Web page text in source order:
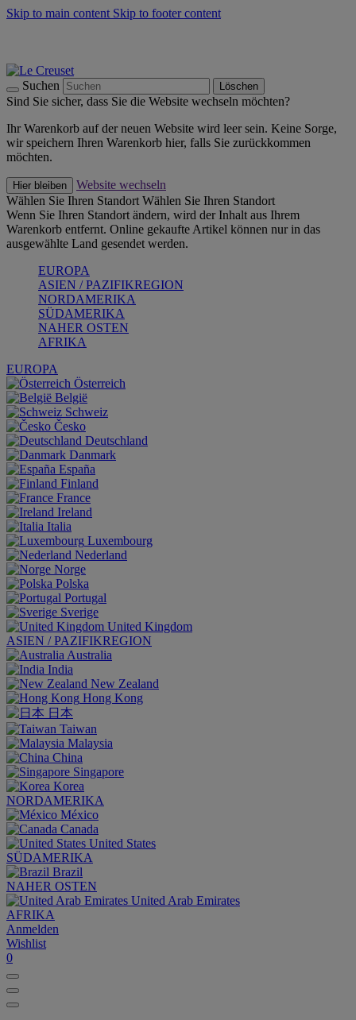
Skip to main content Skip to footer content
Suchen Löschen
Sind Sie sicher, dass Sie die Website wechseln möchten?
Ihr Warenkorb auf der neuen Website wird leer sein. Keine Sorge,
wir speichern Ihren Warenkorb hier, falls Sie zurückkommen
möchten.
Hier bleiben
Website wechseln
Wählen Sie Ihren Standort Wählen Sie Ihren Standort
Wenn Sie Ihren Standort ändern, wird der Inhalt aus Ihrem
Warenkorb entfernt. Online gekaufte Artikel können nur in das
ausgewählte Land gesendet werden.
EUROPA
ASIEN / PAZIFIKREGION
NORDAMERIKA
SÜDAMERIKA
NAHER OSTEN
AFRIKA
EUROPA
Österreich
België
Schweiz
Česko
Deutschland
Danmark
España
Finland
France
Ireland
Italia
Luxembourg
Nederland
Norge
Polska
Portugal
Sverige
United Kingdom
ASIEN / PAZIFIKREGION
Australia
India
New Zealand
Hong Kong
日本
Taiwan
Malaysia
China
Singapore
Korea
NORDAMERIKA
México
Canada
United States
SÜDAMERIKA
Brazil
NAHER OSTEN
United Arab Emirates
AFRIKA
Anmelden
Wishlist
0